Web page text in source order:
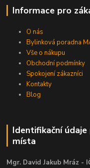
Informace pro
O nás
Bylinková poradna
Vše o nákupu
Obchodní podmínky
Spokojení zákazníci
Kontakty
Blog
Identifikační
místa
Mgr. David Jakub Mráz -